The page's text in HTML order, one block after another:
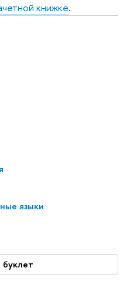
языки
буклет
книжке.